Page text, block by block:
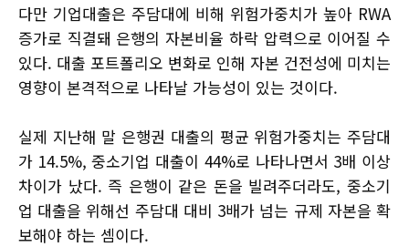
다만 기업대출은 주담대에 비해 위험가중치가 높아 RWA
증가로 직결돼 은행의 자본비율 하락 압력으로 이어질 수
있다. 대출 포트폴리오 변화로 인해 자본 건전성에 미치는
영향이 본격적으로 나타날 가능성이 있는 것이다.
실제 지난해 말 은행권 대출의 평균 위험가중치는 주담대
가 14.5%, 중소기업 대출이 44%로 나타나면서 3배 이상
차이가 났다. 즉 은행이 같은 돈을 빌려주더라도, 중소기
업 대출을 위해선 주담대 대비 3배가 넘는 규제 자본을 확
보해야 하는 셈이다.